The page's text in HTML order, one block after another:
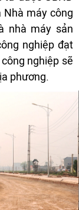
Nhà máy công
nhà máy sản
nghiệp đạt
nghiệp sẽ
phương.